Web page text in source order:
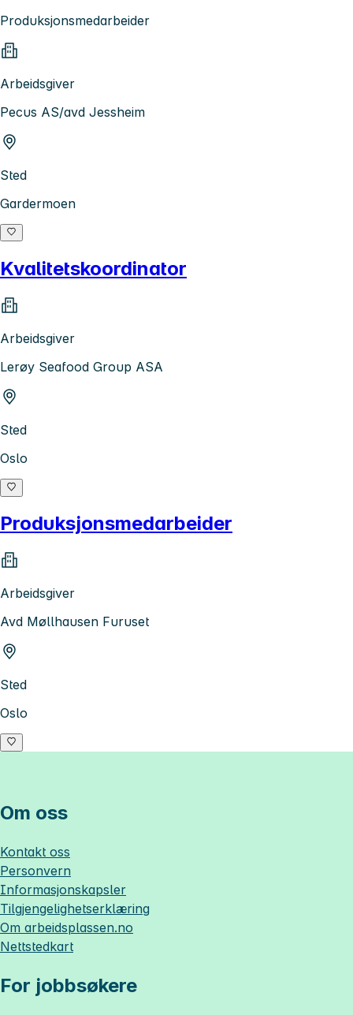
Produksjonsmedarbeider
Arbeidsgiver
Pecus AS/avd Jessheim
Sted
Gardermoen
Kvalitetskoordinator
Arbeidsgiver
Lerøy Seafood Group ASA
Sted
Oslo
Produksjonsmedarbeider
Arbeidsgiver
Avd Møllhausen Furuset
Sted
Oslo
Om oss
Kontakt oss
Personvern
Informasjonskapsler
Tilgjengelighetserklæring
Om arbeidsplassen.no
Nettstedkart
For jobbsøkere